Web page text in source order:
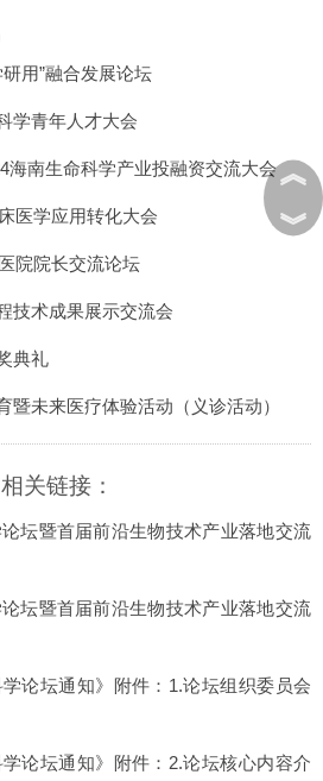
用”融合发展论坛
学青年人才大会
海南生命科学产业投融资交流大会
医学应用转化大会
院院长交流论坛
技术成果展示交流会
典礼
暨未来医疗体验活动（义诊活动）
相关链接：
坛暨首届前沿生物技术产业落地交流
坛暨首届前沿生物技术产业落地交流
学论坛通知》附件：1.论坛组织委员会
学论坛通知》附件：2.论坛核心内容介
︽
︾